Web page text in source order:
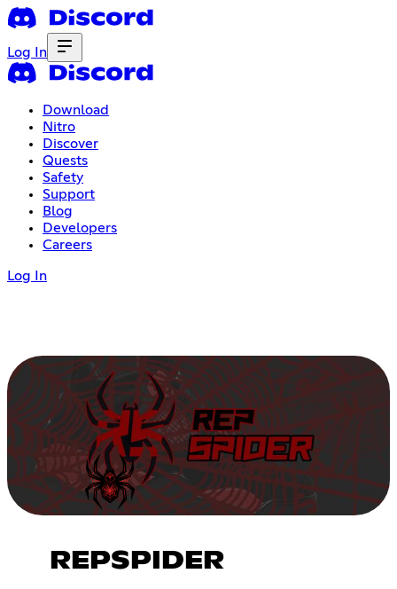
Log In
Download
Nitro
Discover
Quests
Safety
Support
Blog
Developers
Careers
Log In
REPSPIDER